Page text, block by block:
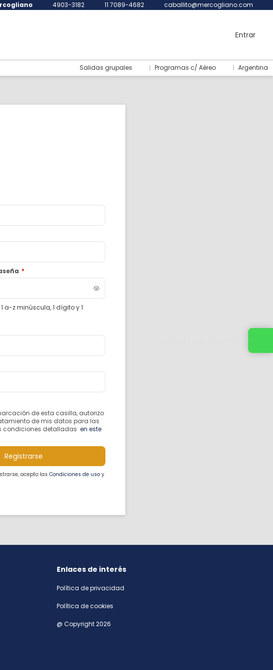
4903-3182 11 7089-4682 caballito@mercogliano.com
Entrar
Salidas grupales Programas c/ Aéreo Argentina
*
a-z minúscula, 1 dígito y 1
de esta casilla, autorizo
de mis datos para las
condiciones detalladas en este
Registrarse
acepto las Condiciones de uso y
Enlaces de interés
Política de privacidad
Política de cookies
@ Copyright 2026